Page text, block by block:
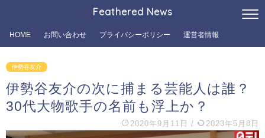
Feathered News
HOME お問い合わせ プライバシーポリシー 運営者情報
伊勢谷友介
伊勢谷友介の次に捕まる芸能人は誰？
30代大物歌手の名前も浮上か？
2020年9月11日 / 2023年5月8日